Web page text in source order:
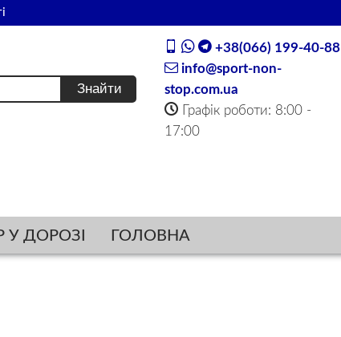
+38(066) 199-40-88
info@sport-non-
stop.com.ua
Графік роботи: 8:00 -
17:00
У ДОРОЗІ ГОЛОВНА